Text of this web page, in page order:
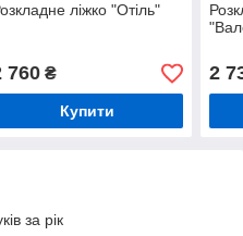
ліжко "Отіль"
760₴
Купити
2
за рік